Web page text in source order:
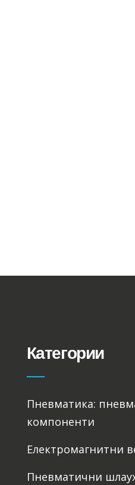
Категории
Пневматика:
компоненти
Електромагнитни
Пневматични